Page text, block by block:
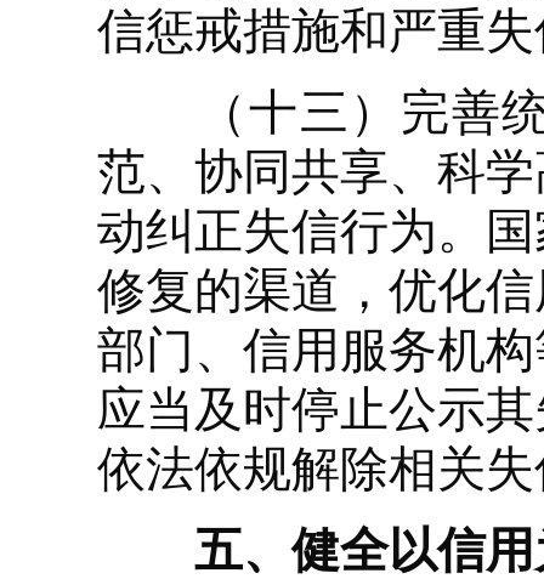
信惩戒措施和严重
（十三）完善统
范、协同共享、科
动纠正失信行为。
修复的渠道，优化
部门、信用服务机
应当及时停止公示
依法依规解除相关
五、健全以信用